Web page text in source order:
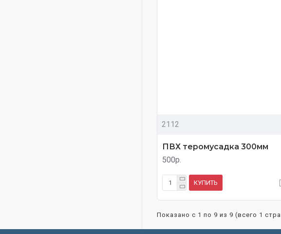
2112
ПВХ теромусадка 300мм
500р.
КУПИТЬ
Показано с 1 по 9 из 9 (всего 1